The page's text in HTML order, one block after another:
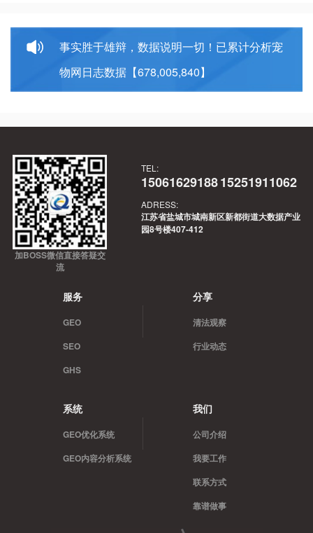
事实胜于雄辩，数据说明一切！已累计分析宠
物网日志数据【678,005,840】
加BOSS微信直接答疑交
流
TEL:
1506162918815251911062
ADRESS:
江苏省盐城市城南新区新都街道大数据产业
园8号楼407-412
服务
GEO
SEO
GHS
分享
清法观察
行业动态
系统
GEO优化系统
GEO内容分析系统
我们
公司介绍
我要工作
联系方式
靠谱做事